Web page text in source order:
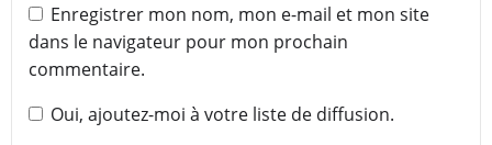
Enregistrer mon nom, mon e-mail et mon site
dans le navigateur pour mon prochain
commentaire.
Oui, ajoutez-moi à votre liste de diffusion.